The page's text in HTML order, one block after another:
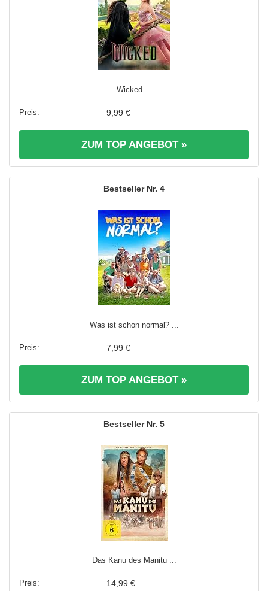
Wicked ...
9,99 €
ZUM TOP ANGEBOT »
4
Was ist schon normal? ...
7,99 €
ZUM TOP ANGEBOT »
5
Das Kanu des Manitu ...
14,99 €